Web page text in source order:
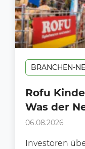
BRANCHEN-
Rofu
Was der
Handel
06.08.2026
Investoren